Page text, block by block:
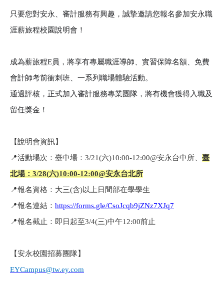
只要您對安永、審計服務有興趣，誠摯邀請您報名參加安永職
涯薪旅程校園說明會！
成為薪旅程E員，將享有專屬職涯導師、實習保障名額、免費
會計師考前衝刺班、一系列職場體驗活動。
通過評核，正式加入審計服務專業團隊，將有機會獲得入職及
留任獎金！
【說明會資訊】
📍活動場次： 臺中場：3/21(六)10:00-12:00@安永台中所、 臺
北場：3/28(六)10:00-12:00@安永台北所
📍報名資格：大三(含)以上日間部在學學生
📍報名連結： https://forms.gle/CsoJcqb9jZNz7XJq7
📍報名截止： 即日起至3/4(三)中午12:00前止
【安永校園招募團隊】
EYCampus@tw.ey.com